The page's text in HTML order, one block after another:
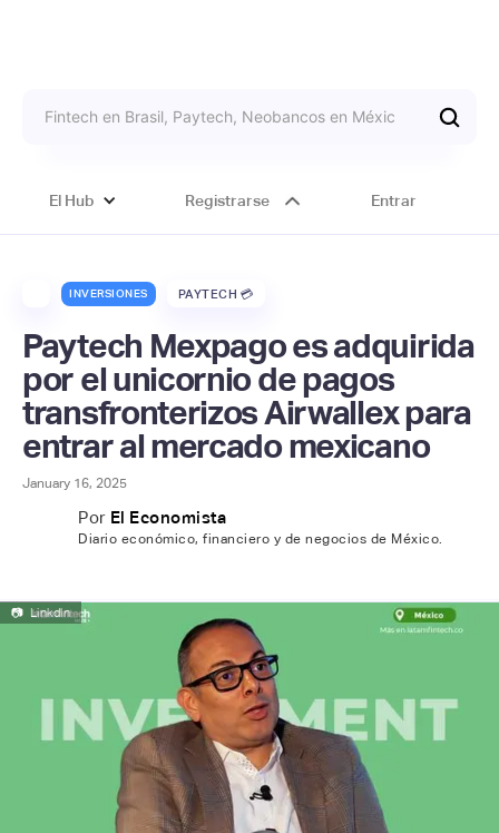
El Hub Registrarse Entrar
INVERSIONES PAYTECH 💳
Paytech Mexpago es adquirida
por el unicornio de pagos
transfronterizos Airwallex para
entrar al mercado mexicano
January 16, 2025
Por El Economista
Diario económico, financiero y de negocios de México.
📷 Linkdln